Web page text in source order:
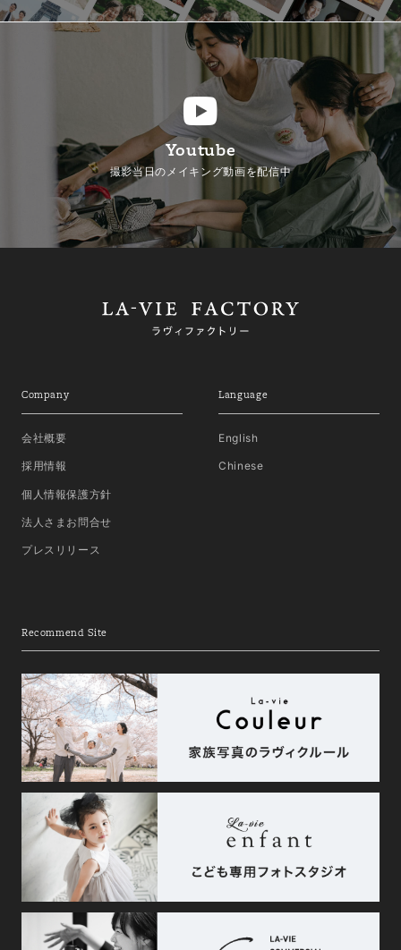
Youtube
撮影当日のメイキング動画を配信中
Company
会社概要
採用情報
個人情報保護方針
法人さまお問合せ
プレスリリース
Language
English
Chinese
Recommend Site